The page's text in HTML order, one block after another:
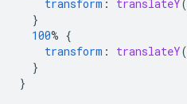
transform : translateY(
}
100% {
transform : translateY(
}
}